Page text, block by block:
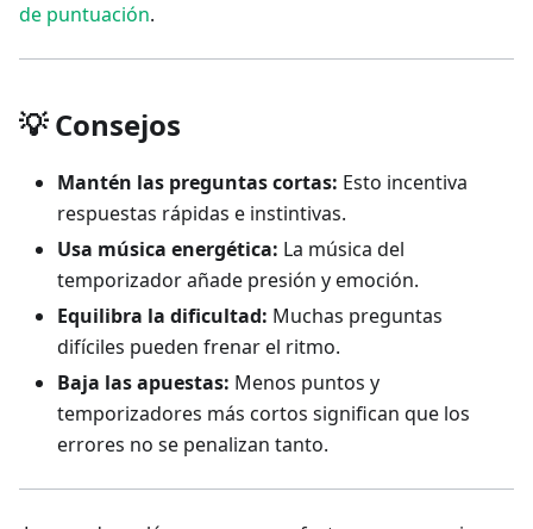
de puntuación.
💡 Consejos
Mantén las preguntas cortas: Esto incentiva
respuestas rápidas e instintivas.
Usa música energética: La música del
temporizador añade presión y emoción.
Equilibra la dificultad: Muchas preguntas
difíciles pueden frenar el ritmo.
Baja las apuestas: Menos puntos y
temporizadores más cortos significan que los
errores no se penalizan tanto.